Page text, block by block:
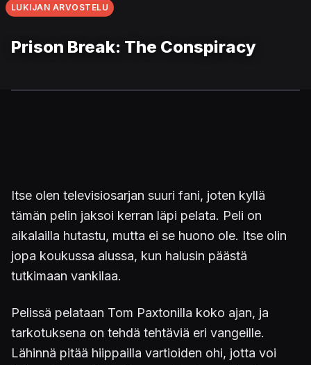
LUKIJAN ARVOSTELU
Prison Break: The Conspiracy
Itse olen televisiosarjan suuri fani, joten kyllä
tämän pelin jaksoi kerran läpi pelata. Peli on
aikalailla hutastu, mutta ei se huono ole. Itse olin
jopa koukussa alussa, kun halusin päästä
tutkimaan vankilaa.
Pelissä pelataan Tom Paxtonilla koko ajan, ja
tarkotuksena on tehdä tehtäviä eri vangeille.
Lähinnä pitää hiippailla vartioiden ohi, jotta voi